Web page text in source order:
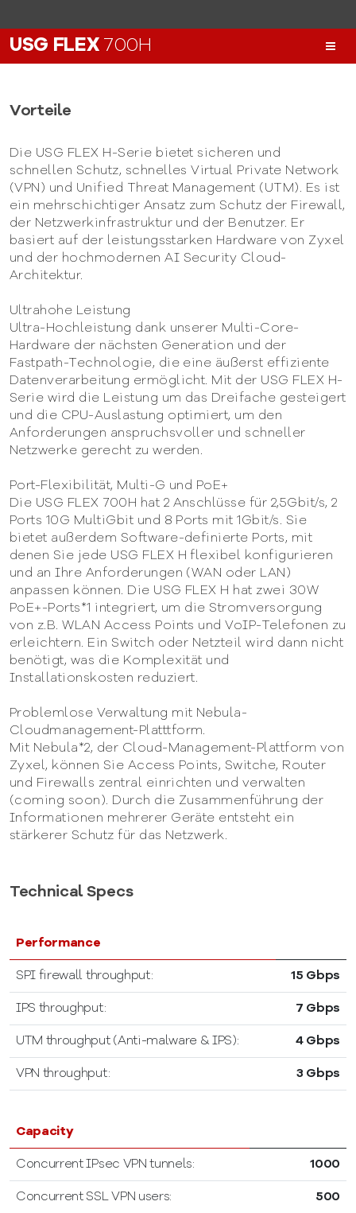
USG FLEX700H
Vorteile
Die USG FLEX H-Serie bietet sicheren und
schnellen Schutz, schnelles Virtual Private Network
(VPN) und Unified Threat Management (UTM). Es ist
ein mehrschichtiger Ansatz zum Schutz der Firewall,
der Netzwerkinfrastruktur und der Benutzer. Er
basiert auf der leistungsstarken Hardware von Zyxel
und der hochmodernen AI Security Cloud-
Architektur.
Ultrahohe Leistung
Ultra-Hochleistung dank unserer Multi-Core-
Hardware der nächsten Generation und der
Fastpath-Technologie, die eine äußerst effiziente
Datenverarbeitung ermöglicht. Mit der USG FLEX H-
Serie wird die Leistung um das Dreifache gesteigert
und die CPU-Auslastung optimiert, um den
Anforderungen anspruchsvoller und schneller
Netzwerke gerecht zu werden.
Port-Flexibilität, Multi-G und PoE+
Die USG FLEX 700H hat 2 Anschlüsse für 2,5Gbit/s, 2
Ports 10G MultiGbit und 8 Ports mit 1Gbit/s. Sie
bietet außerdem Software-definierte Ports, mit
denen Sie jede USG FLEX H flexibel konfigurieren
und an Ihre Anforderungen (WAN oder LAN)
anpassen können. Die USG FLEX H hat zwei 30W
PoE+-Ports*1 integriert, um die Stromversorgung
von z.B. WLAN Access Points und VoIP-Telefonen zu
erleichtern. Ein Switch oder Netzteil wird dann nicht
benötigt, was die Komplexität und
Installationskosten reduziert.
Problemlose Verwaltung mit Nebula-
Cloudmanagement-Platttform.
Mit Nebula*2, der Cloud-Management-Plattform von
Zyxel, können Sie Access Points, Switche, Router
und Firewalls zentral einrichten und verwalten
(coming soon). Durch die Zusammenführung der
Informationen mehrerer Geräte entsteht ein
stärkerer Schutz für das Netzwerk.
Technical Specs
Performance
SPI firewall throughput: 15 Gbps
IPS throughput: 7 Gbps
UTM throughput (Anti-malware & IPS): 4 Gbps
VPN throughput: 3 Gbps
Capacity
Concurrent IPsec VPN tunnels: 1000
Concurrent SSL VPN users: 500